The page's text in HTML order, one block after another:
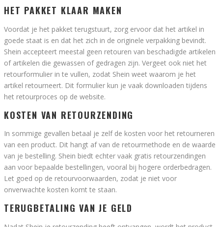
HET PAKKET KLAAR MAKEN
Voordat je het pakket terugstuurt, zorg ervoor dat het artikel in
goede staat is en dat het zich in de originele verpakking bevindt.
Shein accepteert meestal geen retouren van beschadigde artikelen
of artikelen die gewassen of gedragen zijn. Vergeet ook niet het
retourformulier in te vullen, zodat Shein weet waarom je het
artikel retourneert. Dit formulier kun je vaak downloaden tijdens
het retourproces op de website.
KOSTEN VAN RETOURZENDING
In sommige gevallen betaal je zelf de kosten voor het retourneren
van een product. Dit hangt af van de retourmethode en de waarde
van je bestelling. Shein biedt echter vaak gratis retourzendingen
aan voor bepaalde bestellingen, vooral bij hogere orderbedragen.
Let goed op de retourvoorwaarden, zodat je niet voor
onverwachte kosten komt te staan.
TERUGBETALING VAN JE GELD